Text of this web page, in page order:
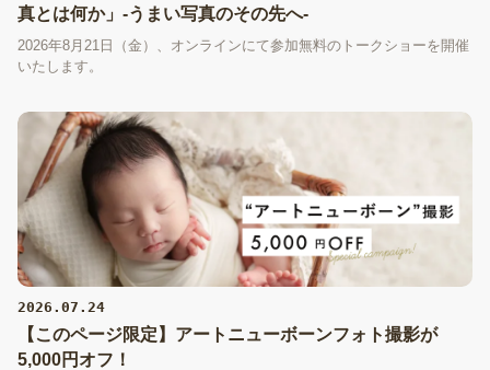
真とは何か」-うまい写真のその先へ-
2026年8月21日（金）、オンラインにて参加無料のトークショーを開催
いたします。
2026.07.24
【このページ限定】アートニューボーンフォト撮影が
5,000円オフ！